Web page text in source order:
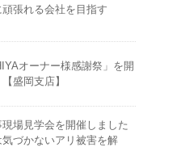
張れる会社を目指す
オーナー様感謝祭」を開
盛岡支店】
場見学会を開催しました
気づかないアリ被害を解